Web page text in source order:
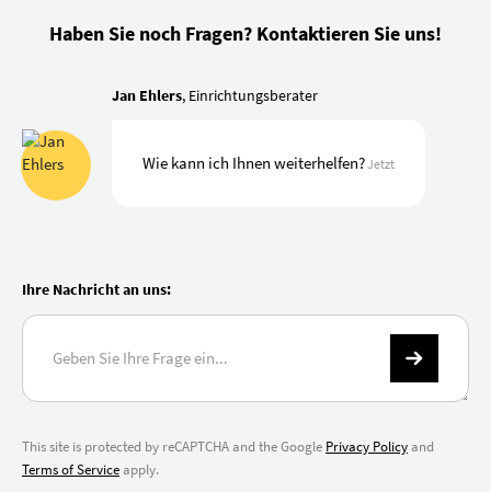
Haben Sie noch Fragen? Kontaktieren Sie uns!
Jan Ehlers, Einrichtungsberater
Wie kann ich Ihnen weiterhelfen?Jetzt
Ihre Nachricht an uns:
This site is protected by reCAPTCHA and the Google Privacy Policyand
Terms of Serviceapply.